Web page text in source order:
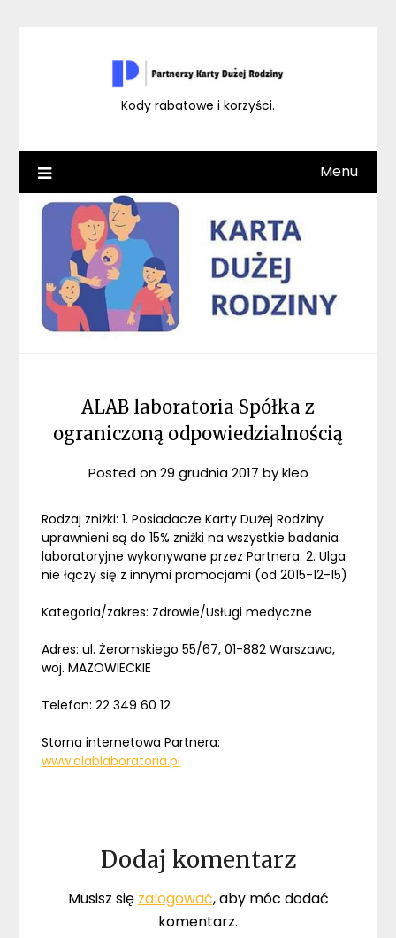
Kody rabatowe i korzyści.
Menu
ALAB laboratoria Spółka z
ograniczoną odpowiedzialnością
Posted on29 grudnia 2017 bykleo
Rodzaj zniżki: 1. Posiadacze Karty Dużej Rodziny
uprawnieni są do 15% zniżki na wszystkie badania
laboratoryjne wykonywane przez Partnera. 2. Ulga
nie łączy się z innymi promocjami (od 2015-12-15)
Kategoria/zakres: Zdrowie/Usługi medyczne
Adres: ul. Żeromskiego 55/67, 01-882 Warszawa,
woj. MAZOWIECKIE
Telefon: 22 349 60 12
Storna internetowa Partnera:
www.alablaboratoria.pl
Dodaj komentarz
Musisz się zalogować, aby móc dodać
komentarz.